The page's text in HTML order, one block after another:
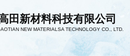
田新材料科技有限公司
NEW MATERIALSA TECHNOLOGY CO., LTD.